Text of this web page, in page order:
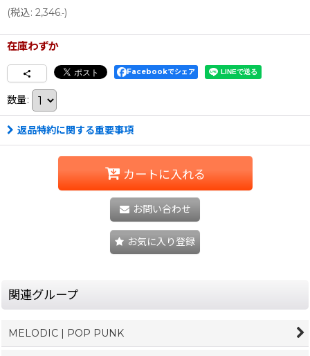
(税込: 2,346.-)
在庫わずか
Facebookでシェア
数量:
返品特約に関する重要事項
カートに入れる
お問い合わせ
お気に入り登録
関連グループ
MELODIC | POP PUNK